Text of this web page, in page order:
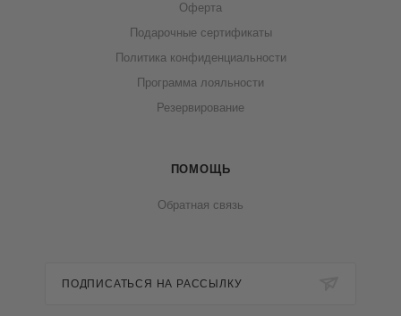
Оферта
Подарочные сертификаты
Политика конфиденциальности
Программа лояльности
Резервирование
ПОМОЩЬ
Обратная связь
ПОДПИСАТЬСЯ НА РАССЫЛКУ